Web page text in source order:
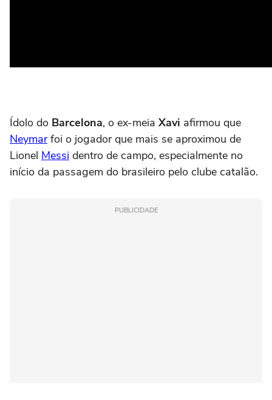
Ídolo do Barcelona, o ex-meia Xavi afirmou que
Neymarfoi o jogador que mais se aproximou de
Lionel Messi dentro de campo, especialmente no
início da passagem do brasileiro pelo clube catalão.
PUBLICIDADE